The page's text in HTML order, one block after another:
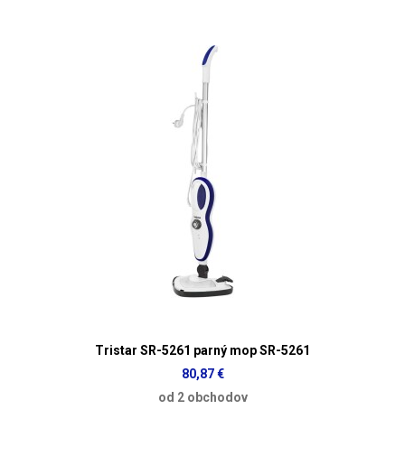
Tristar SR-5261 parný mop SR-5261
80,87 €
od 2 obchodov